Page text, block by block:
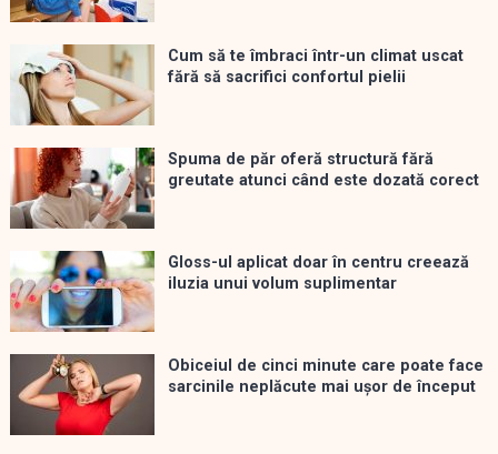
Cum să te îmbraci într-un climat uscat
fără să sacrifici confortul pielii
Spuma de păr oferă structură fără
greutate atunci când este dozată corect
Gloss-ul aplicat doar în centru creează
iluzia unui volum suplimentar
Obiceiul de cinci minute care poate face
sarcinile neplăcute mai ușor de început